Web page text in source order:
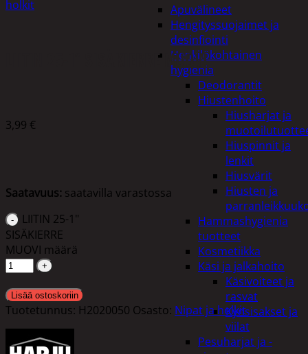
Apuvälineet
Hengityssuojaimet ja
desinfiointi
Henkilökohtainen
hygienia
Deodorantit
Hiustenhoito
Hiusharjat ja
Hiuspinnit ja
lenkit
Hiusvärit
Hiusten ja
Hammashygienia
tuotteet
Kosmetiikka
Käsi ja jalkahoito
Käsivoiteet ja
rasvat
Kynsisakset ja
viilat
Pesuharjat ja -
holkit
LIITIN 25-1″ SISÄKIERRE MUOVI
3,99 €
Saatavuus: saatavilla varastossa
LIITIN 25-1"
SISÄKIERRE
MUOVI määrä
Lisää ostoskoriin
Tuotetunnus: H2020050 Osasto: Nipat ja holkit